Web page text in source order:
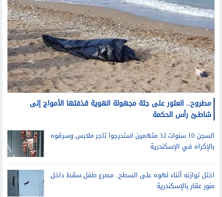
مطروح.. العثور على جثة مجهولة الهوية قذفتها الأمواج إلى
شاطئ رأس الحكمة
السجن 10 سنوات لـ3 متهمين استدرجوا تاجر ملابس وسرقوه
بالإكراه في الإسكندرية
اختل توازنه أثناء لهوه على السطح.. مصرع طفل سقط داخل
منور عقار بالإسكندرية